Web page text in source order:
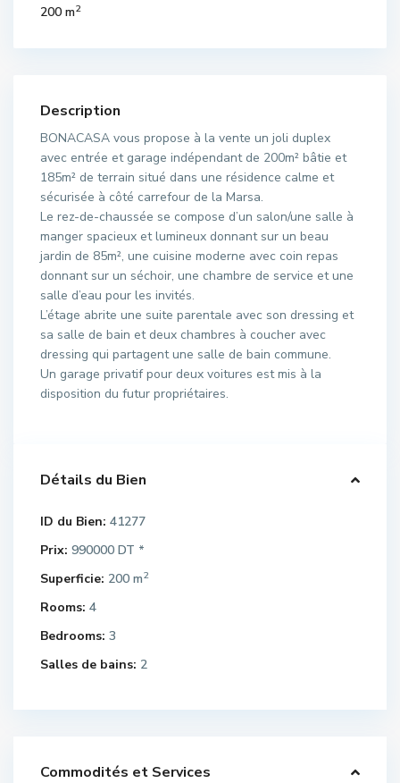
200 m2
Description
BONACASA vous propose à la vente un joli duplex
avec entrée et garage indépendant de 200m² bâtie et
185m² de terrain situé dans une résidence calme et
sécurisée à côté carrefour de la Marsa.
Le rez-de-chaussée se compose d’un salon/une salle à
manger spacieux et lumineux donnant sur un beau
jardin de 85m², une cuisine moderne avec coin repas
donnant sur un séchoir, une chambre de service et une
salle d’eau pour les invités.
L’étage abrite une suite parentale avec son dressing et
sa salle de bain et deux chambres à coucher avec
dressing qui partagent une salle de bain commune.
Un garage privatif pour deux voitures est mis à la
disposition du futur propriétaires.
Détails du Bien
ID du Bien: 41277
Prix: 990000 DT *
Superficie: 200 m2
Rooms: 4
Bedrooms: 3
Salles de bains: 2
Commodités et Services